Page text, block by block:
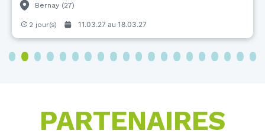
Bernay (27)
2 jour(s) 11.03.27 au 18.03.27
3 4 5 6 7 8 9 10 11 12 13 14 15 16 17 18 19 20
PARTENAIRES